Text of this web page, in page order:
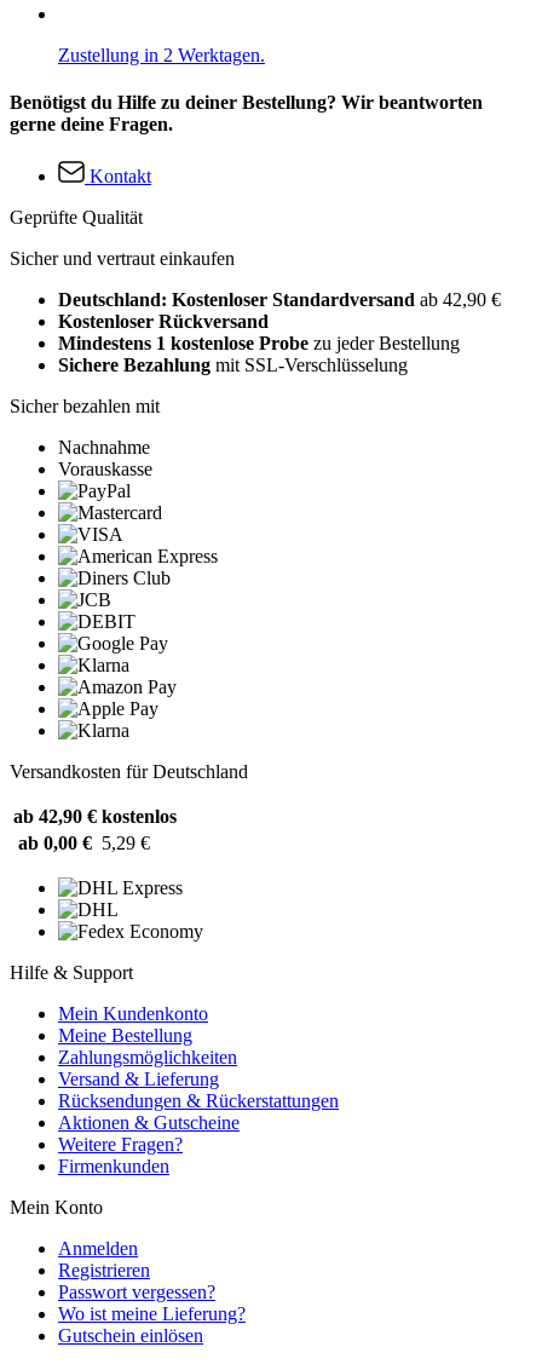
Zustellung in 2 Werktagen.
Benötigst du Hilfe zu deiner Bestellung? Wir beantworten
gerne deine Fragen.
Kontakt
Geprüfte Qualität
Sicher und vertraut einkaufen
Deutschland: Kostenloser Standardversand ab 42,90 €
Kostenloser Rückversand
Mindestens 1 kostenlose Probe zu jeder Bestellung
Sichere Bezahlung mit SSL-Verschlüsselung
Sicher bezahlen mit
Nachnahme
Vorauskasse
Versandkosten für Deutschland
ab 42,90 € kostenlos
ab 0,00 € 5,29 €
Hilfe & Support
Mein Kundenkonto
Meine Bestellung
Zahlungsmöglichkeiten
Versand & Lieferung
Rücksendungen & Rückerstattungen
Aktionen & Gutscheine
Weitere Fragen?
Firmenkunden
Mein Konto
Anmelden
Registrieren
Passwort vergessen?
Wo ist meine Lieferung?
Gutschein einlösen